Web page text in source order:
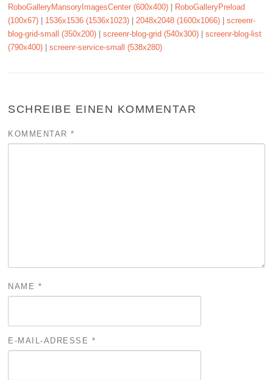
RoboGalleryMansoryImagesCenter (600x400)
RoboGalleryPreload
(100x67)
1536x1536 (1536x1023) |2048x2048 (1600x1066) |screenr-
blog-grid-small (350x200) |screenr-blog-grid (540x300) |screenr-blog-list
(790x400) |screenr-service-small (538x280)
SCHREIBE EINEN KOMMENTAR
KOMMENTAR*
NAME *
E-MAIL-ADRESSE *